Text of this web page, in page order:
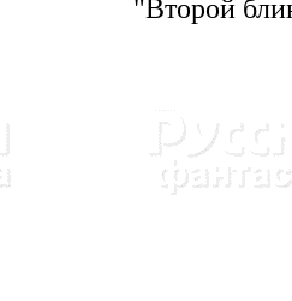
"Второй